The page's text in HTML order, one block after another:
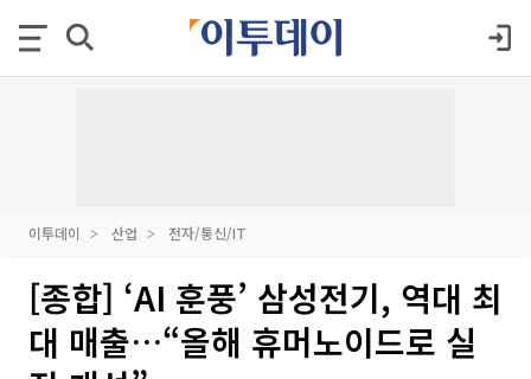
이투데이 산업 전자/통신/IT
[종합] ‘AI 훈풍’ 삼성전기, 역대 최
대 매출…“올해 휴머노이드로 실